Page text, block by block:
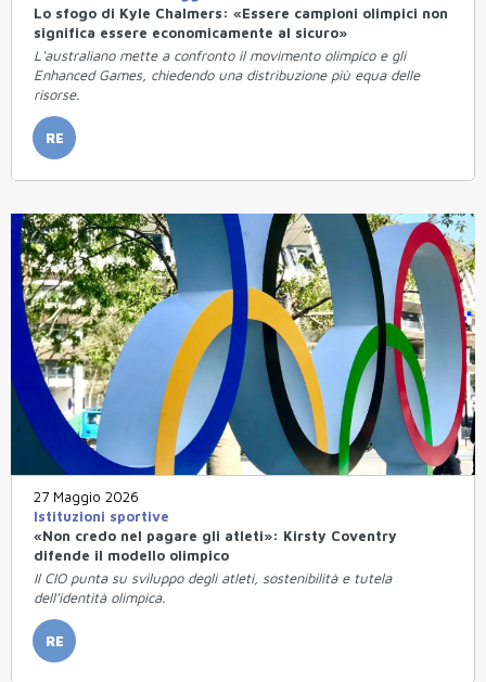
Lo sfogo di Kyle Chalmers: «Essere campioni olimpici non
significa essere economicamente al sicuro»
L'australiano mette a confronto il movimento olimpico e gli
Enhanced Games, chiedendo una distribuzione più equa delle
risorse.
RE
27 Maggio 2026
Istituzioni sportive
«Non credo nel pagare gli atleti»: Kirsty Coventry
difende il modello olimpico
Il CIO punta su sviluppo degli atleti, sostenibilità e tutela
dell’identità olimpica.
RE